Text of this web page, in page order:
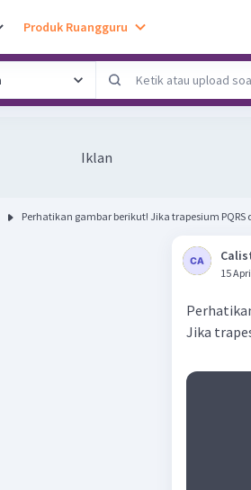
Produk Ruangguru
Iklan
Perhatikan gambar berikut! Jika trapesium PQRS
15
Jika